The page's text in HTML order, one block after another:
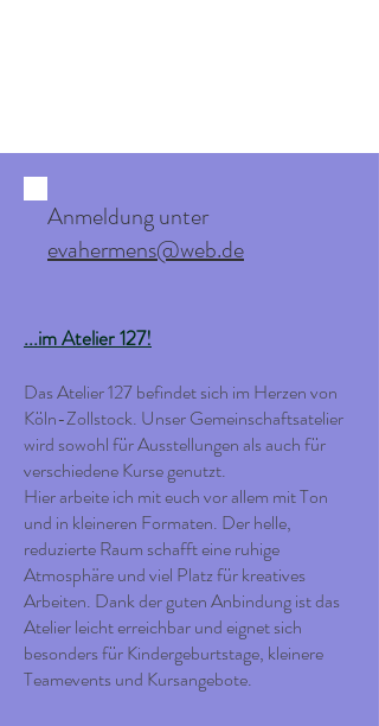
Anmeldung unter
evahermens@web.de
...im Atelier 127!
Das Atelier 127 befindet sich im Herzen von
Köln-Zollstock. Unser Gemeinschaftsatelier
wird sowohl für Ausstellungen als auch für
verschiedene Kurse genutzt.
Hier arbeite ich mit euch vor allem mit Ton
und in kleineren Formaten. Der helle,
reduzierte Raum schafft eine ruhige
Atmosphäre und viel Platz für kreatives
Arbeiten. Dank der guten Anbindung ist das
Atelier leicht erreichbar und eignet sich
besonders für Kindergeburtstage, kleinere
Teamevents und Kursangebote.